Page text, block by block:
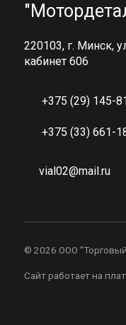
220103, г. Минск,
кабинет 606
+375 (29) 145-
+375 (33) 661-
vial02@mail.ru
© 2026 ООО
Сайт работает на